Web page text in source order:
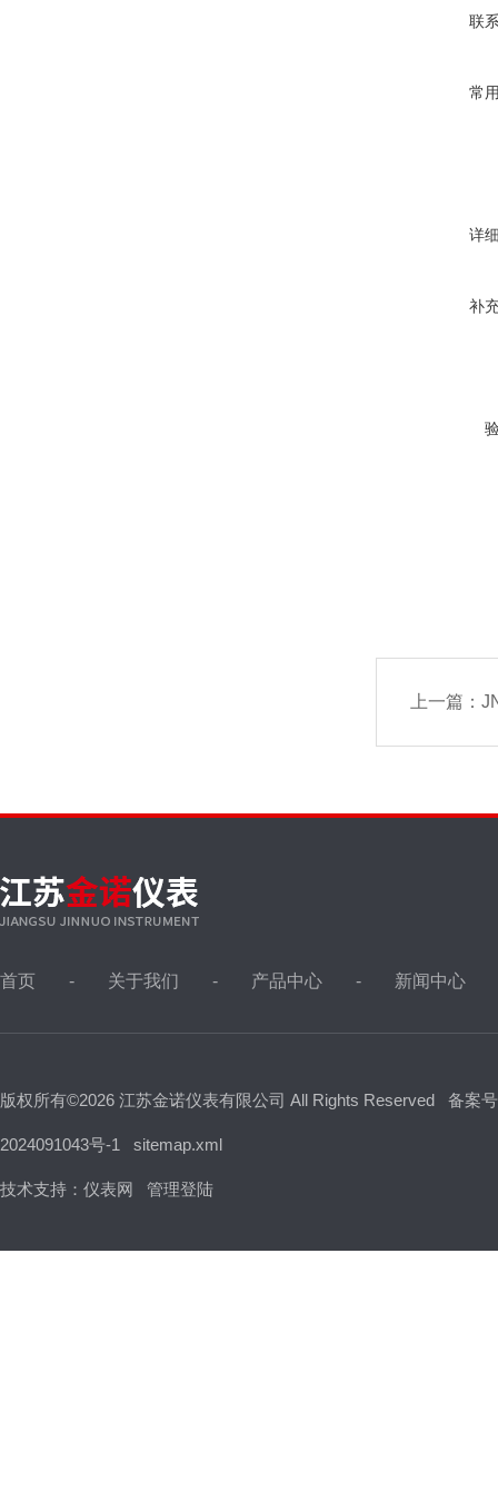
联
常
详
补
上一篇：
首页 关于我们 产品中心 新闻中心
版权所有©2026 江苏金诺仪表有限公司 All Rights Reserved 备案
2024091043号-1 sitemap.xml
技术支持： 仪表网 管理登陆